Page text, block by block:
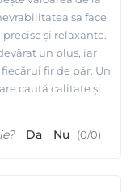
sa face
și relaxante.
un plus, iar
fir de păr. Un
caută calitate și
Da Nu (0/0)